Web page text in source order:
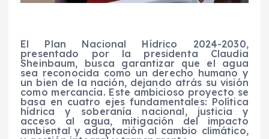
El Plan Nacional Hídrico 2024-2030,
presentado por la presidenta Claudia
Sheinbaum, busca garantizar que el agua
sea reconocida como un derecho humano y
un bien de la nación, dejando atrás su visión
como mercancía. Este ambicioso proyecto se
basa en cuatro ejes fundamentales: Política
hídrica y soberanía nacional, justicia y
acceso al agua, mitigación del impacto
ambiental y adaptación al cambio climático,